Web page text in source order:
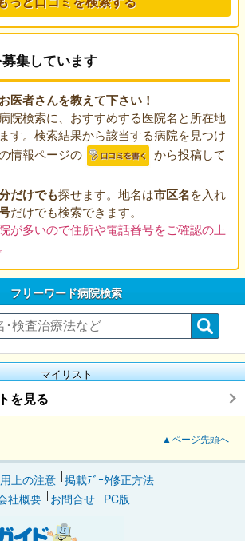
集しています
医者さんを教えて下さい！
院検索に、おすすめする医院名と所在地
す。検索結果から該当する病院を見つけ
情報ページの
から投稿して
だけでも探せます。地名は市区名を入れ
だけでも検索できます。
が多いので住所や電話番号をご確認の上
フリーワード病院検索
マイリスト
を見る
▲ページ先頭へ
上の注意 掲載ﾃﾞｰﾀ修正方法
社概要
お問合せ PC版